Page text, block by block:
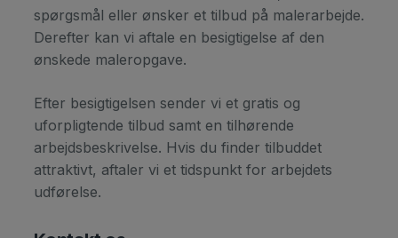
spørgsmål eller ønsker et tilbud på malerarbejde.
Derefter kan vi aftale en besigtigelse af den
ønskede maleropgave.
Efter besigtigelsen sender vi et gratis og
uforpligtende tilbud samt en tilhørende
arbejdsbeskrivelse. Hvis du finder tilbuddet
attraktivt, aftaler vi et tidspunkt for arbejdets
udførelse.